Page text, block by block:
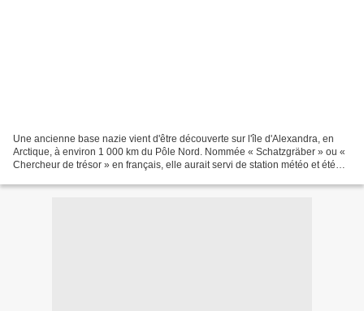
Une ancienne base nazie vient d'être découverte sur l'île d'Alexandra, en
Arctique, à environ 1 000 km du Pôle Nord. Nommée « Schatzgräber » ou «
Chercheur de trésor » en français, elle aurait servi de station météo et été